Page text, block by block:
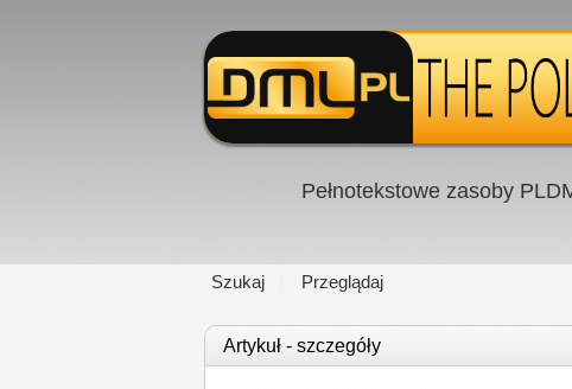
Pełnotekstowe zasoby
Szukaj Przeglądaj
Artykuł - szczegóły